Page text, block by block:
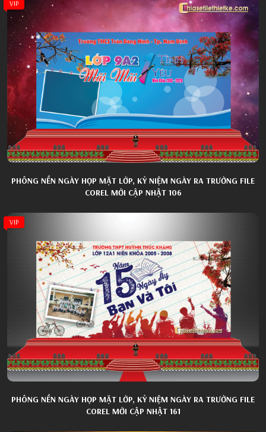
VIP
PHÔNG NỀN NGÀY HỌP MẶT LỚP, KỶ NIỆM NGÀY RA TRƯỜNG FILE
COREL MỚI CẬP NHẬT 106
VIP
PHÔNG NỀN NGÀY HỌP MẶT LỚP, KỶ NIỆM NGÀY RA TRƯỜNG FILE
COREL MỚI CẬP NHẬT 161